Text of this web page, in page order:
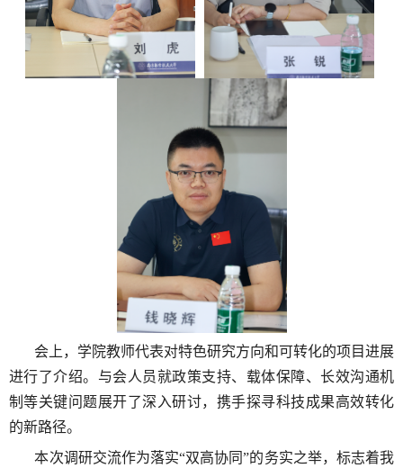
会上， 学院教师代表对特色研究方向和可转化的项目进展
进行了介绍。与会人员就政策支持、载体保障、长效沟通机
制等关键问题展开了深入研讨，携手探寻科技成果高效转化
的新路径。
本次调研交流作为落实“双高协同”的务实之举，标志着我